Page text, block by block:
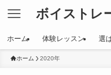
ボイストレ
ホーム 体験レッスン 選
ホーム 2020年